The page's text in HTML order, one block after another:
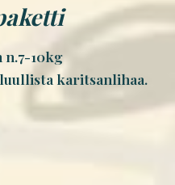
n.7-10kg
karitsanlihaa.